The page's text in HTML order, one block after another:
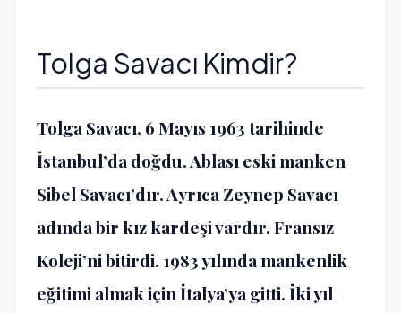
Tolga Savacı Kimdir?
Tolga Savacı, 6 Mayıs 1963 tarihinde
İstanbul’da doğdu. Ablası eski manken
Sibel Savacı’dır. Ayrıca Zeynep Savacı
adında bir kız kardeşi vardır. Fransız
Koleji’ni bitirdi. 1983 yılında mankenlik
eğitimi almak için İtalya’ya gitti. İki yıl